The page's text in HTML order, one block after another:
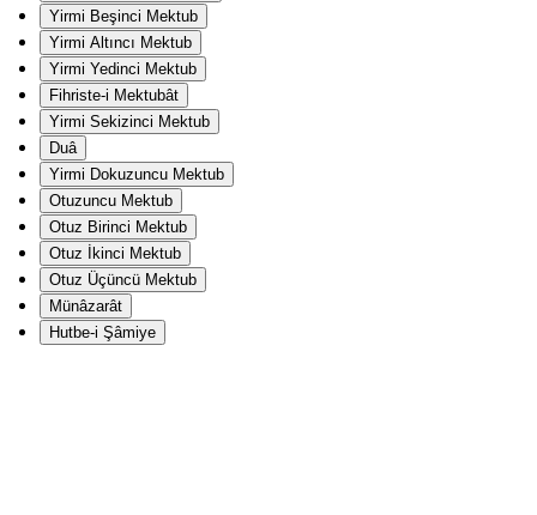
Yirmi Beşinci Mektub
Yirmi Altıncı Mektub
Yirmi Yedinci Mektub
Fihriste-i Mektubât
Yirmi Sekizinci Mektub
Duâ
Yirmi Dokuzuncu Mektub
Otuzuncu Mektub
Otuz Birinci Mektub
Otuz İkinci Mektub
Otuz Üçüncü Mektub
Münâzarât
Hutbe-i Şâmiye